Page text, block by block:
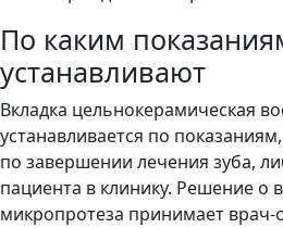
По каким
устанавливают
Вкладка цельнокерамическая
устанавливается по
по завершении лечения зуба,
пациента в клинику. Решение о
микропротеза принимает врач-